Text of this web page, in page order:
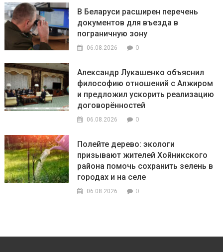
В Беларуси расширен перечень
документов для въезда в
пограничную зону
06.08.2026 0
Александр Лукашенко объяснил
философию отношений с Алжиром
и предложил ускорить реализацию
договорённостей
06.08.2026 0
Полейте дерево: экологи
призывают жителей Хойникского
района помочь сохранить зелень в
городах и на селе
06.08.2026 0